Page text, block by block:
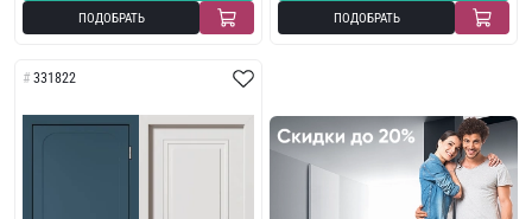
ПОДОБРАТЬ ПОДОБРАТЬ
331822